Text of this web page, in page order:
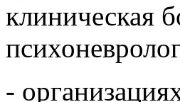
детские
клиническая